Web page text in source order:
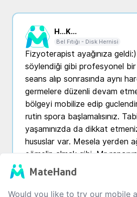
H...K...
Bel Fıtığı - Disk Hernisi
Fizyoterapist ayağınıza geldi:)
söylendiği gibi profesyonel bir
seans alıp sonrasında aynı
germelere düzenli devam
bölgeyi mobilize edip
rutin spora başlamalısınız.
yaşamınızda da dikkat
hususlar var. Mesela yerden
çömelip almak gibi. Mr
görüntüleriniz ile mutlaka bir
Translate
MateHand
Would you like to try our mobile